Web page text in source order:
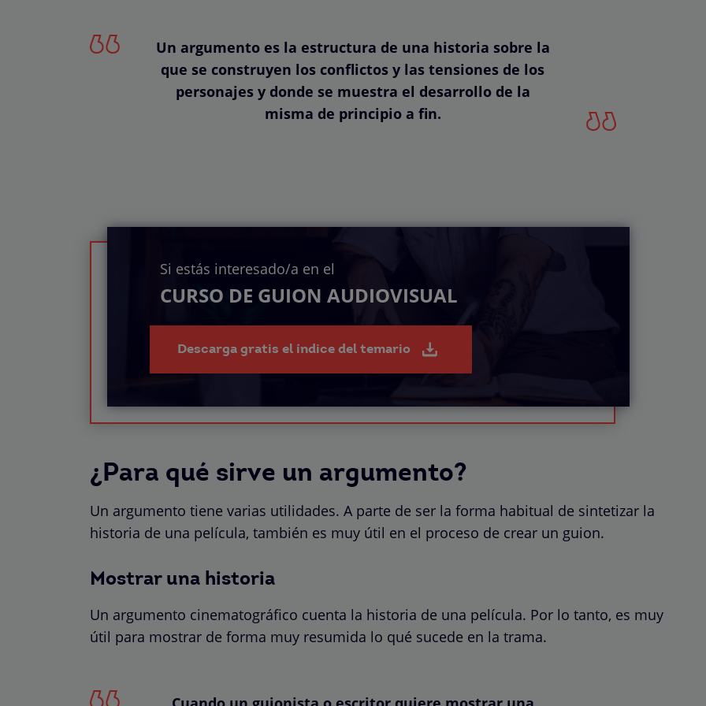
Un argumento es la estructura de una historia sobre la
que se construyen los conflictos y las tensiones de los
personajes y donde se muestra el desarrollo de la
misma de principio a fin.
Si estás interesado/a en el
CURSO DE GUION AUDIOVISUAL
Descarga gratis el índice del temario
¿Para qué sirve un argumento?
Un argumento tiene varias utilidades. A parte de ser la forma habitual de sintetizar la
historia de una película, también es muy útil en el proceso de crear un guion.
Mostrar una historia
Un argumento cinematográfico cuenta la historia de una película. Por lo tanto, es muy
útil para mostrar de forma muy resumida lo qué sucede en la trama.